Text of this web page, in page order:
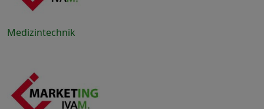
Medizintechnik